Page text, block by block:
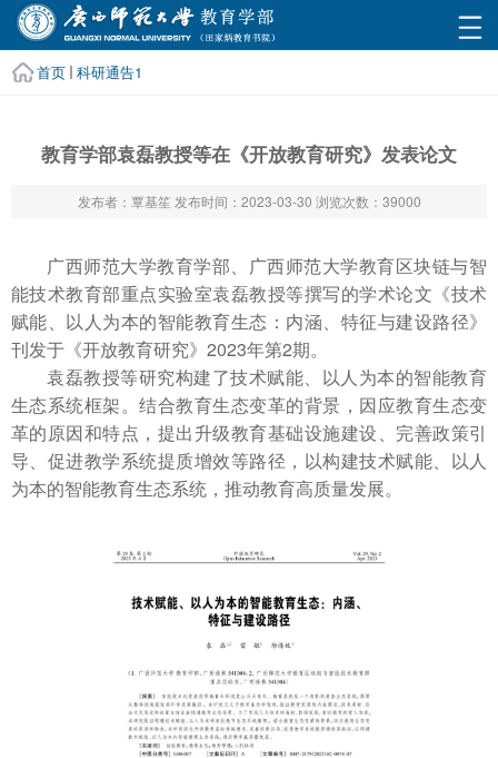
首页 科研通告1
教育学部袁磊教授等在《开放教育研究》发表论文
发布者：覃基笙 发布时间：2023-03-30 浏览次数： 39000
广西师范大学教育学部、广西师范大学教育区块链与智
能技术教育部重点实验室袁磊教授等撰写的学术论文《技术
赋能、以人为本的智能教育生态：内涵、特征与建设路径》
刊发于《开放教育研究》2023年第2期。
袁磊教授等研究构建了技术赋能、以人为本的智能教育
生态系统框架。结合教育生态变革的背景，因应教育生态变
革的原因和特点，提出升级教育基础设施建设、完善政策引
导、促进教学系统提质增效等路径，以构建技术赋能、以人
为本的智能教育生态系统，推动教育高质量发展。